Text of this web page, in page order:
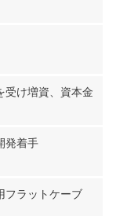
受け増資、資本金
発着手
ラットケーブ